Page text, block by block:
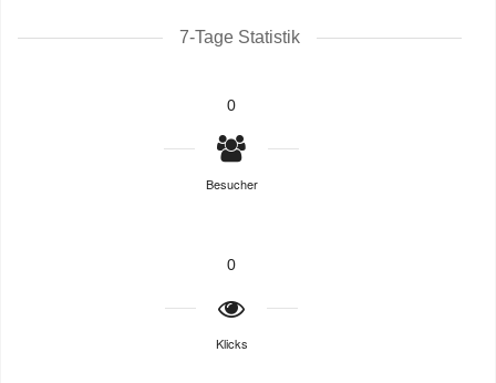
7-Tage Statistik
0
Besucher
0
Klicks